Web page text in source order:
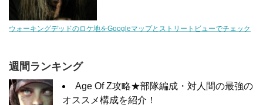
ウォーキングデッドのロケ地をGoogleマップとストリートビューでチェック
週間ランキング
Age Of Z攻略★部隊編成・対人間の最強の
オススメ構成を紹介！